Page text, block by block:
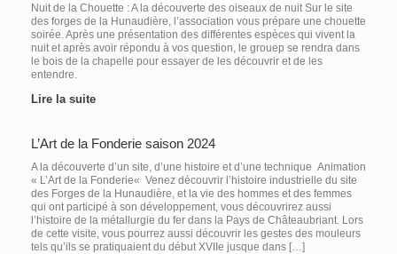
Nuit de la Chouette : A la découverte des oiseaux de nuit Sur le site
des forges de la Hunaudière, l’association vous prépare une chouette
soirée. Après une présentation des différentes espèces qui vivent la
nuit et après avoir répondu à vos question, le grouep se rendra dans
le bois de la chapelle pour essayer de les découvrir et de les
entendre.
Lire la suite
L’Art de la Fonderie saison 2024
A la découverte d’un site, d’une histoire et d’une technique Animation
« L’Art de la Fonderie« Venez découvrir l’histoire industrielle du site
des Forges de la Hunaudière, et la vie des hommes et des femmes
qui ont participé à son développement, vous découvrirez aussi
l’histoire de la métallurgie du fer dans la Pays de Châteaubriant. Lors
de cette visite, vous pourrez aussi découvrir les gestes des mouleurs
tels qu’ils se pratiquaient du début XVIIe jusque dans […]